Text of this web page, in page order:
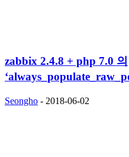
zabbix 2.4.8 + php 7.0 의
Seongho - 2018-06-02